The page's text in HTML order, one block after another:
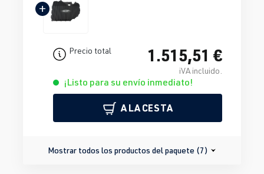
+
Precio total 1.515,51 €
iVA incluido.
¡Listo para su envío inmediato!
A LA CESTA
Mostrar todos los productos del paquete (7)